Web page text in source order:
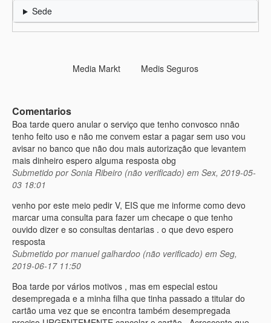
Sede
Media Markt Medis Seguros
Comentarios
Boa tarde quero anular o serviço que tenho convosco nnão
tenho feito uso e não me convem estar a pagar sem uso vou
avisar no banco que não dou mais autorização que levantem
mais dinheiro espero alguma resposta obg
Submetido porSonia Ribeiro (não verificado) em Sex, 2019-05-
03 18:01
venho por este meio pedir V, EIS que me informe como devo
marcar uma consulta para fazer um checape o que tenho
ouvido dizer e so consultas dentarias . o que devo espero
resposta
Submetido pormanuel galhardoo (não verificado) em Seg,
2019-06-17 11:50
Boa tarde por vários motivos , mas em especial estou
desempregada e a minha filha que tinha passado a titular do
cartão uma vez que se encontra também desempregada